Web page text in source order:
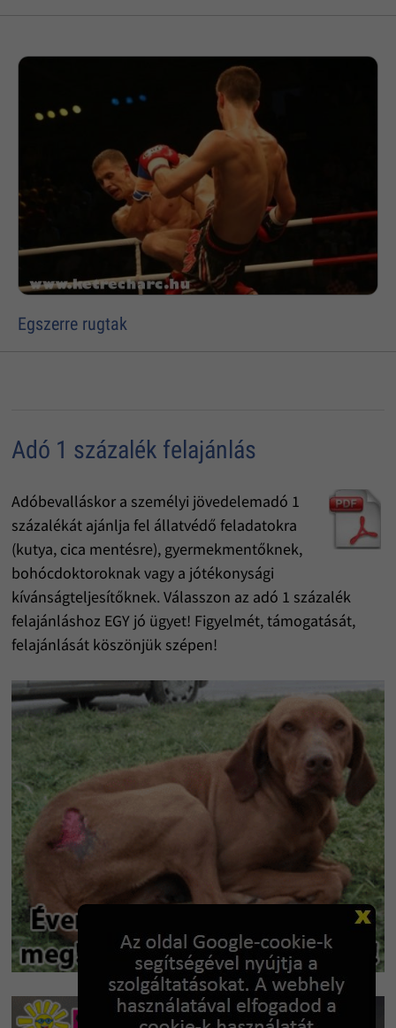
Egszerre rugtak
Adó 1 százalék felajánlás
Adóbevalláskor a személyi jövedelemadó 1
százalékát ajánlja fel állatvédő feladatokra
(kutya, cica mentésre), gyermekmentőknek,
bohócdoktoroknak vagy a jótékonysági
kívánságteljesítőknek. Válasszon az adó 1 százalék
felajánláshoz EGY jó ügyet! Figyelmét, támogatását,
felajánlását köszönjük szépen!